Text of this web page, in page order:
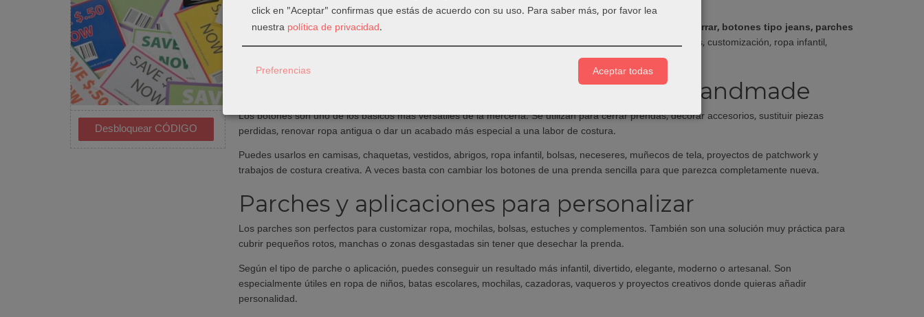
Esta sección reúnebotones decorativos, botones para prendas, botones infantiles, botones para forrar, botones tipo jeans, parches
termoadhesivos, aplicaciones decorativas y detalles textilespensados para costura creativa, arreglos, customización, ropa infantil,
Botones para costura, ropa y proyectos handmade
Los botones son uno de los básicos más versátiles de la mercería. Se utilizan para cerrar prendas, decorar accesorios, sustituir piezas
perdidas, renovar ropa antigua o dar un acabado más especial a una labor de costura.
Puedes usarlos en camisas, chaquetas, vestidos, abrigos, ropa infantil, bolsas, neceseres, muñecos de tela, proyectos de patchwork y
trabajos de costura creativa. A veces basta con cambiar los botones de una prenda sencilla para que parezca completamente nueva.
Parches y aplicaciones para personalizar
Los parches son perfectos para customizar ropa, mochilas, bolsas, estuches y complementos. También son una solución muy práctica para
cubrir pequeños rotos, manchas o zonas desgastadas sin tener que desechar la prenda.
Según el tipo de parche o aplicación, puedes conseguir un resultado más infantil, divertido, elegante, moderno o artesanal. Son
especialmente útiles en ropa de niños, batas escolares, mochilas, cazadoras, vaqueros y proyectos creativos donde quieras añadir
personalidad.
click en "Aceptar" confirmas que estás de acuerdo con su uso. Para saber más, por favor lea
nuestra política de privacidad.
Preferencias Aceptar todas